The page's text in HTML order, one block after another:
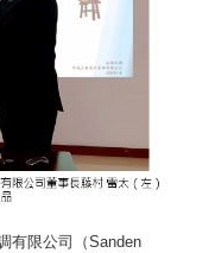
有限公司（Sanden